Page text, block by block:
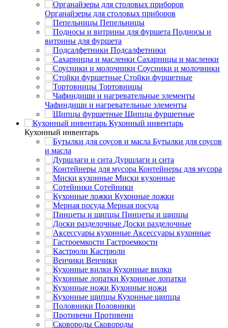
Органайзеры для столовых приборов
Пепельницы
Подносы и
витрины для фуршета
Подсалфетники
Сахарницы и масленки
Соусники и молочники
Стойки фуршетные
Тортовницы
Чафиндиши и нагревательные элементы
Щипцы фуршетные
Кухонный инвентарь
Кухонный инвентарь
Бутылки для соусов
и масла
Дуршлаги и сита
Контейнеры для мусора
Миски кухонные
Сотейники
Кухонные ложки
Мерная посуда
Пинцеты и щипцы
Доски разделочные
Аксессуары кухонные
Гастроемкости
Кастрюли
Венчики
Кухонные вилки
Кухонные лопатки
Кухонные ножи
Кухонные щипцы
Половники
Противени
Сковороды